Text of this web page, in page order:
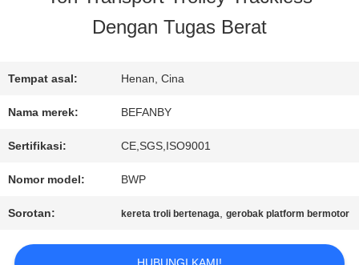
KONTROL
KUALITAS
HUBUNGI
KAMI
Dengan Tugas Berat
Tempat asal: Henan, Cina
Nama merek: BEFANBY
Sertifikasi: CE,SGS,ISO9001
Nomor model: BWP
Sorotan: kereta troli bertenaga,gerobak platform bermotor